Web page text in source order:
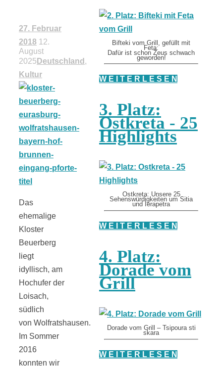
27. Februar
2018 12.
August
2025 Deutschland ,
Kultur
Das
ehemalige
Kloster
Beuerberg
liegt
idyllisch, am
Hochufer der
Loisach,
südlich
von Wolfratshausen.
Im Sommer
2016
konnten wir
Bifteki vom Grill, gefüllt mit
Feta:
Dafür ist schon Zeus schwach
geworden!
W E I T E R L E S E N
3. Platz:
Ostkreta - 25
Highlights
Ostkreta: Unsere 25
Sehenswürdigkeiten um Sitia
und Ierapetra
W E I T E R L E S E N
4. Platz:
Dorade vom
Grill
Dorade vom Grill – Tsipoura sti
skara
W E I T E R L E S E N